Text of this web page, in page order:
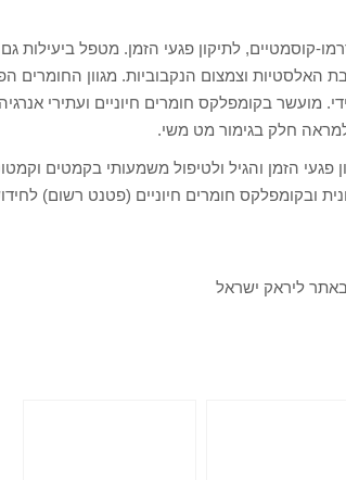
קוסמטיים, לתיקון פגעי הזמן. מטפל ביעילות
האלסטיות וצמצום הנקבוביות. מגוון החומרים
מועשר בקומפלקס חומרים חיוניים ועתירי
למראה חלק בגימור מט משי.
פגעי הזמן והגיל ולטיפול משמעותי בקמטים
ובקומפלקס חומרים חיוניים (פטנט רשום)
באתר ליראק ישראל